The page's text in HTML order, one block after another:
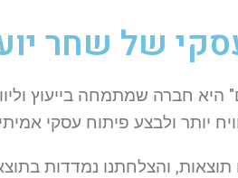
של שחר
היא חברה שמתמחה בייעוץ
יותר ולבצע פיתוח עסקי
והצלחתנו נמדדות